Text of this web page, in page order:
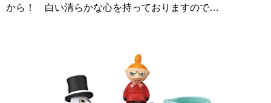
から！ 白い清らかな心を持っておりますので…